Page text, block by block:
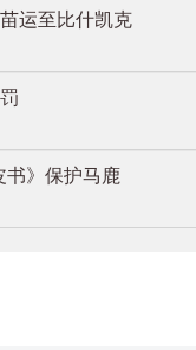
运至比什凯克
书》保护马鹿